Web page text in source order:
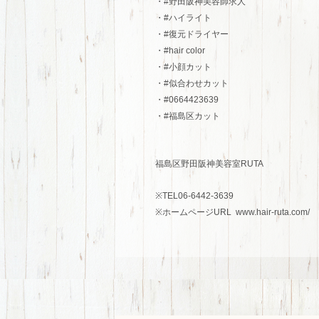
・#ハイライト
・#復元ドライヤー
・#hair color
・#小顔カット
・#似合わせカット
・#0664423639
・#福島区カット
福島区野田阪神美容室RUTA
※TEL06-6442-3639
※ホームページURL www.hair-ruta.com/